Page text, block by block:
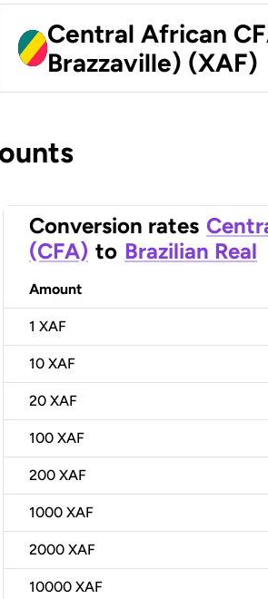
Central African
Brazzaville) (XAF)
Conversion rates
(CFA) to Brazilian Real
Amount
1 XAF
10 XAF
20 XAF
100 XAF
200 XAF
1000 XAF
2000 XAF
10000 XAF